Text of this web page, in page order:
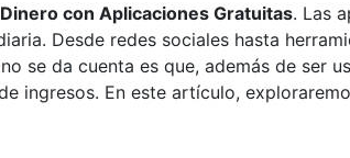
con Aplicaciones Gratuitas. Las
Desde redes sociales hasta
se da cuenta es que, además de ser
ingresos. En este artículo,